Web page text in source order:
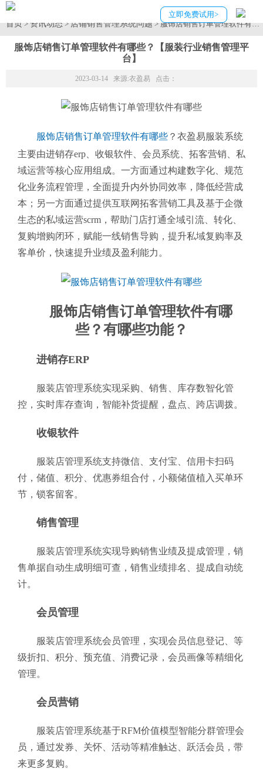
立即免费试用>
首页>资讯动态>店铺销售管理系统问题> 服饰店销售订单管理软件有哪
服饰店销售订单管理软件有哪些？【服装行业销售管理平
台】
2023-03-14 来源:衣盈易 点击：
服饰店销售订单管理软件有哪些 ？衣盈易服装系统
主要由进销存erp、收银软件、会员系统、拓客营销、私
域运营等核心应用组成。一方面通过构建数字化、规范
化业务流程管理，全面提升内外协同效率，降低经营成
本；另一方面通过提供互联网拓客营销工具及基于企微
生态的私域运营scrm，帮助门店打通全域引流、转化、
复购增购闭环，赋能一线销售导购，提升私域复购率及
客单价，快速提升业绩及盈利能力。
服饰店销售订单管理软件有哪
些？有哪些功能？
进销存ERP
服装店管理系统实现采购、销售、库存数智化管
控，实时库存查询，智能补货提醒，盘点、跨店调拨。
收银软件
服装店管理系统支持微信、支付宝、信用卡扫码
付，储值、积分、优惠券组合付，小额储值植入买单环
节，锁客留客。
销售管理
服装店管理系统实现导购销售业绩及提成管理，销
售单据自动生成明细可查，销售业绩排名、提成自动统
计。
会员管理
服装店管理系统会员管理，实现会员信息登记、等
级折扣、积分、预充值、消费记录，会员画像等精细化
管理。
会员营销
服装店管理系统基于RFM价值模型智能分群管理会
员，通过发券、关怀、活动等精准触达、跃活会员，带
来更多复购。